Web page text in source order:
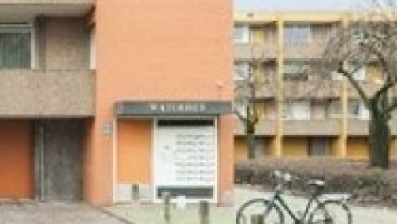
voor het aangeboden